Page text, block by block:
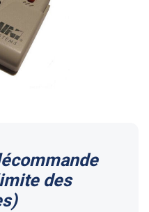
des